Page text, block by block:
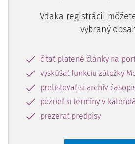
Vďaka registrácii
vybraný
čítať platené články na
vyskúšať funkciu záložky
prelistovať si archív
pozrieť si termíny v
prezerať predpisy